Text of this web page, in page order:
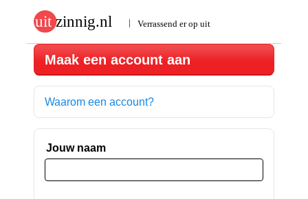
Maak een account aan
Waarom een account?
Jouw naam